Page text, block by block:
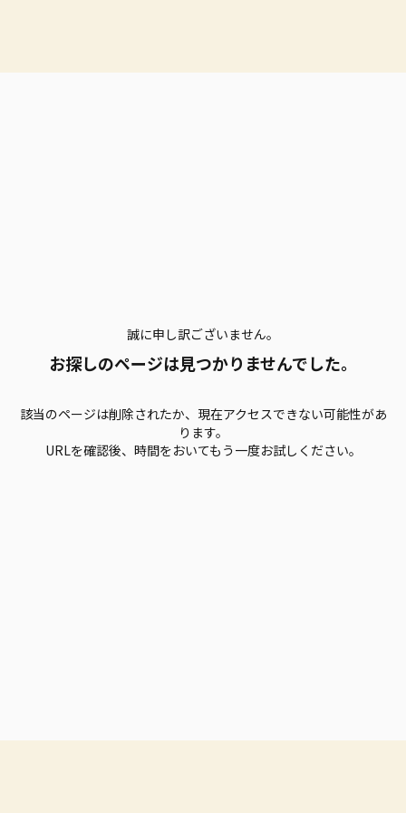
誠に申し訳ございません。
お探しのページは見つかりませんでした。
該当のページは削除されたか、現在アクセスできない可能性があ
ります。
URLを確認後、時間をおいてもう一度お試しください。